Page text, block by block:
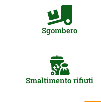
Sgombero
Smaltimento rifiuti